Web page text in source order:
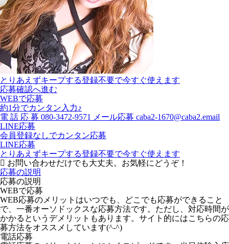
とりあえずキープする登録不要で今すぐ使えます
応募確認へ進む
WEBで応募
約1分でカンタン入力♪
電 話 応 募 080-3472-9571 メール応募 caba2-1670@caba2.email
LINE応募
会員登録なしでカンタン応募
LINE応募
とりあえずキープする登録不要で今すぐ使えます
お問い合わせだけでも大丈夫。お気軽にどうぞ！
応募の説明
応募の説明
WEBで応募
WEB応募のメリットはいつでも、どこでも応募ができること
で、一番オーソドックスな応募方法です。ただし、対応時間が
かかるというデメリットもあります。サイト的にはこちらの応
募方法をオススメしています(^-^)
電話応募